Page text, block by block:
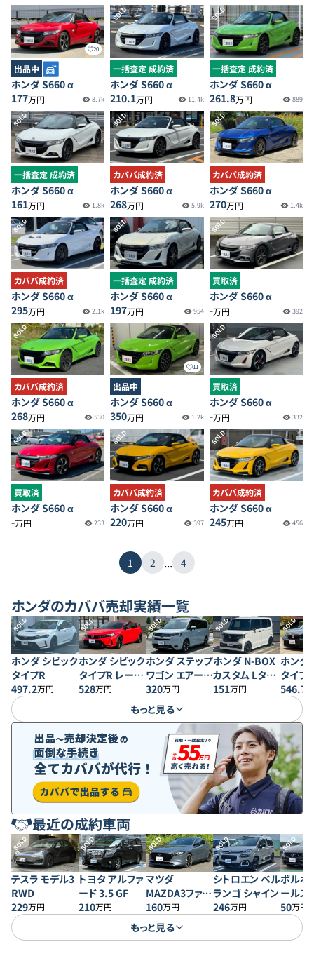
20
出品中
ホンダ S660 α
177万円 8.7k
SOLD
一括査定 成約済
ホンダ S660 α
210.1万円 11.4k
SOLD
一括査定 成約済
ホンダ S660 α
261.8万円 889
SOLD
一括査定 成約済
ホンダ S660 α
161万円 1.8k
SOLD
カババ成約済
ホンダ S660 α
268万円 5.9k
SOLD
カババ成約済
ホンダ S660 α
270万円 1.4k
SOLD
カババ成約済
ホンダ S660 α
295万円 2.1k
SOLD
一括査定 成約済
ホンダ S660 α
197万円 954
SOLD
買取済
ホンダ S660 α
-万円 392
SOLD
カババ成約済
ホンダ S660 α
268万円 530
11
出品中
ホンダ S660 α
350万円 1.2k
SOLD
買取済
ホンダ S660 α
-万円 332
SOLD
買取済
ホンダ S660 α
-万円 233
SOLD
カババ成約済
ホンダ S660 α
220万円 397
SOLD
カババ成約済
ホンダ S660 α
245万円 456
1 2 ... 4
ホンダのカババ売却実績一覧
SOLD
ホンダ シビック
タイプR
497.2万円
SOLD
ホンダ シビック
タイプR レーシ
ングブラックパ
528万円
SOLD
ホンダ ステップ
ワゴン エアー
EX 4WD
320万円
SOLD
ホンダ N-BOX
カスタム Lター
ボ スタイル＋
151万円
SOLD
ホンダ
タイプ
ングブ
ッケー
546.7
もっと見る
最近の成約車両
SOLD
テスラ モデル3
RWD
229万円
SOLD
トヨタ アルファ
ード 3.5 GF
210万円
SOLD
マツダ
MAZDA3ファス
トバック 20S プ
ロアクティブ
160万円
SOLD
シトロエン ベル
ランゴ シャイン
246万円
SOLD
ボルボ
ールス
50万円
もっと見る